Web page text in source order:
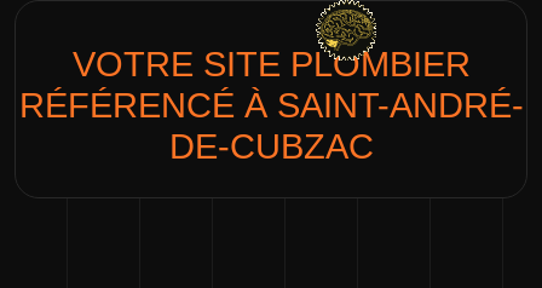
VOTRE SITE PLOMBIER
RÉFÉRENCÉ À SAINT-ANDRÉ-
DE-CUBZAC